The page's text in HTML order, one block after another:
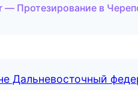
— Протезирование в
Дальневосточный